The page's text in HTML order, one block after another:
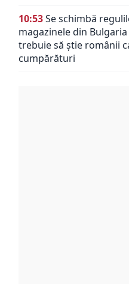
10:53Se schimbă
magazinele din Bulgaria
trebuie să știe românii
cumpărături